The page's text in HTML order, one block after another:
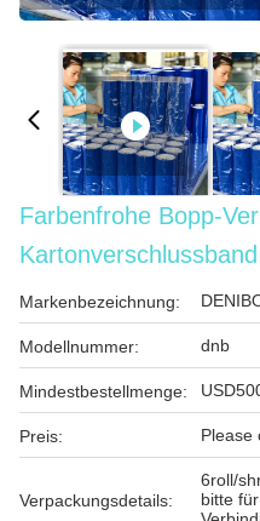
Farbenfrohe Bopp-
Markenbezeichnung:
Modellnummer: dnb
Mindestbestellmenge:
Preis: Please
Verpackungsdetails:
6roll/
bitte